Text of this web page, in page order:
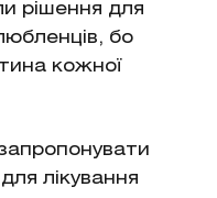
рішення для
бо
кожної
лікування